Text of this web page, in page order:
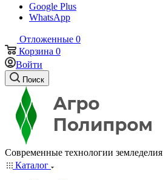
Google Plus
WhatsApp
Отложенные 0
Корзина 0
Войти
Поиск
Современные технологии земледелия
Каталог